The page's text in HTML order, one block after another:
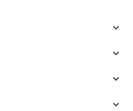



keyboard_arrow_down